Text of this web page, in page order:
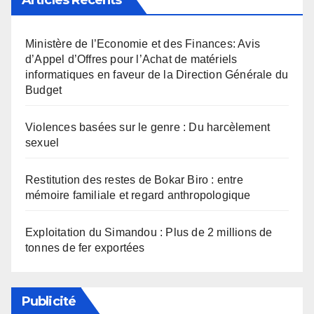
Ministère de l’Economie et des Finances: Avis
d’Appel d’Offres pour l’Achat de matériels
informatiques en faveur de la Direction Générale du
Budget
Violences basées sur le genre : Du harcèlement
sexuel
Restitution des restes de Bokar Biro : entre
mémoire familiale et regard anthropologique
Exploitation du Simandou : Plus de 2 millions de
tonnes de fer exportées
Publicité